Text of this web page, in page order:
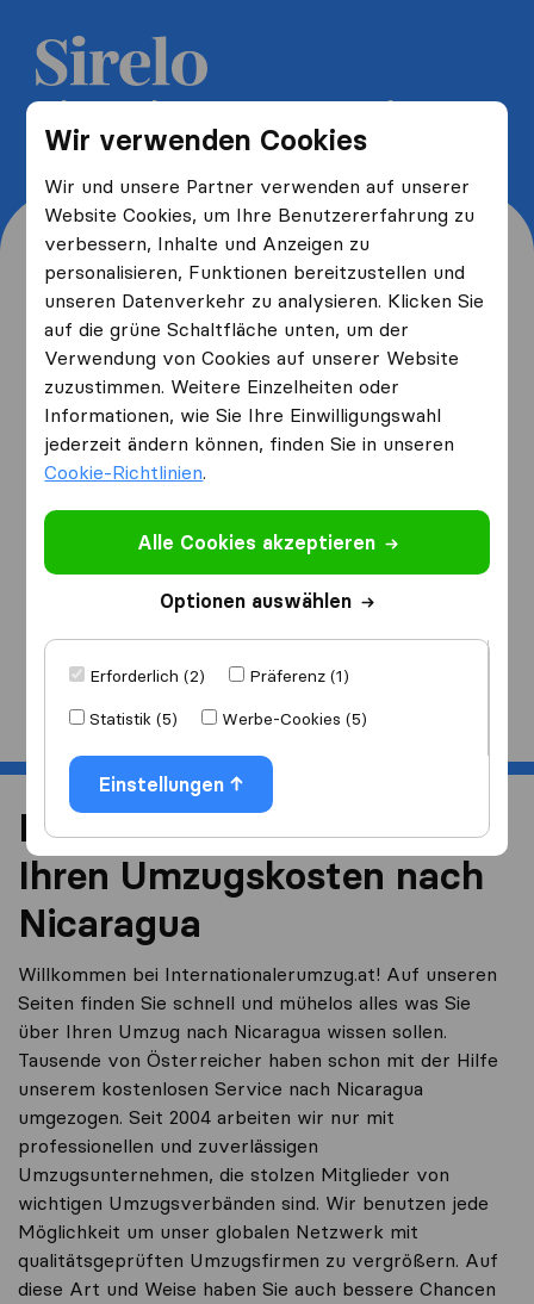
Wir verwenden Cookies
Wir und unsere Partner verwenden auf unserer
Website Cookies, um Ihre Benutzererfahrung zu
verbessern, Inhalte und Anzeigen zu
personalisieren, Funktionen bereitzustellen und
unseren Datenverkehr zu analysieren. Klicken Sie
auf die grüne Schaltfläche unten, um der
Verwendung von Cookies auf unserer Website
zuzustimmen. Weitere Einzelheiten oder
Informationen, wie Sie Ihre Einwilligungswahl
jederzeit ändern können, finden Sie in unseren
Cookie-Richtlinien.
Alle Cookies akzeptieren
Optionen auswählen
Erforderlich (2)
Präferenz (1)
Statistik (5)
Werbe-Cookies (5)
Einstellungen
5 kostenlose Umzugsangebote
erhalten und bis zu 40% sparen
Wo wohnen Sie jetzt und
wo ziehen Sie hin?
Ich ziehevon
Ich ziehenach
Start
Reduzieren Sie 40% von
Ihren Umzugskosten nach
Nicaragua
Willkommen bei Internationalerumzug.at! Auf unseren
Seiten finden Sie schnell und mühelos alles was Sie
über Ihren Umzug nach Nicaragua wissen sollen.
Tausende von Österreicher haben schon mit der Hilfe
unserem kostenlosen Service nach Nicaragua
umgezogen. Seit 2004 arbeiten wir nur mit
professionellen und zuverlässigen
Umzugsunternehmen, die stolzen Mitglieder von
wichtigen Umzugsverbänden sind. Wir benutzen jede
Möglichkeit um unser globalen Netzwerk mit
qualitätsgeprüften Umzugsfirmen zu vergrößern. Auf
diese Art und Weise haben Sie auch bessere Chancen